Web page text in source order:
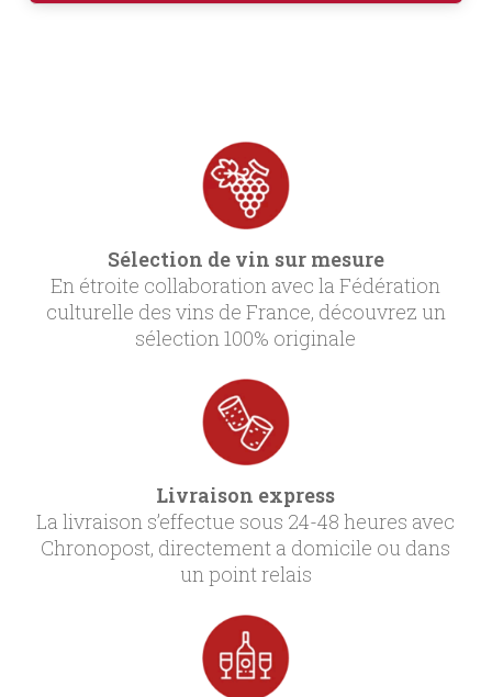
Sélection de vin sur mesure
En étroite collaboration avec la Fédération
culturelle des vins de France, découvrez un
sélection 100% originale
Livraison express
La livraison s’effectue sous 24-48 heures avec
Chronopost, directement a domicile ou dans
un point relais